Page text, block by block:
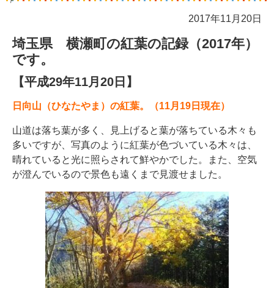
2017年11月20日
埼玉県 横瀬町の紅葉の記録（2017年）
です。
【平成29年11月20日】
日向山（ひなたやま）の紅葉。（11月19日現在）
山道は落ち葉が多く、見上げると葉が落ちている木々も
多いですが、写真のように紅葉が色づいている木々は、
晴れていると光に照らされて鮮やかでした。また、空気
が澄んでいるので景色も遠くまで見渡せました。